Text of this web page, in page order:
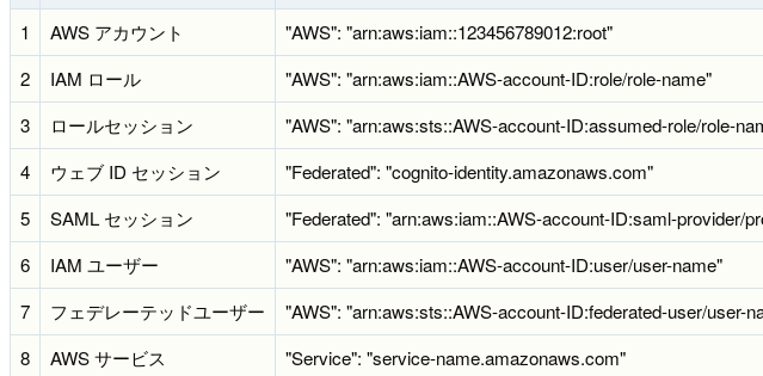
1 AWS アカウント
"AWS": "arn:aws:iam::123456789012:root"
2
IAM ロール
"AWS": "arn:aws:iam::AWS-account-ID:role/role-name"
3
ロールセッション
"AWS": "arn:aws:sts::AWS-account-ID:assumed-role/role-
4
ウェブ ID セッション
"Federated": "cognito-identity.amazonaws.com"
5
SAML セッション
"Federated": "arn:aws:iam::AWS-account-ID:saml-provider/
6
IAM ユーザー
"AWS": "arn:aws:iam::AWS-account-ID:user/user-name"
7
フェデレーテッドユーザー
"AWS": "arn:aws:sts::AWS-account-ID:federated-user/user-
8
AWS サービス
"Service": "service-name.amazonaws.com"